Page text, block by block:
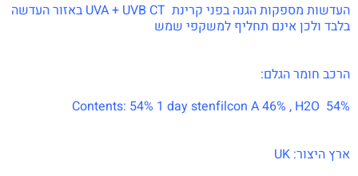
העדשות מספקות הגנה בפני קרינת UVA + UVB CT באזור העדשה
בלבד ולכן אינם תחליף למשקפי שמש
הרכב חומר הגלם:
Contents: 54% 1 day stenfilcon A 46% , H2O 54%
ארץ היצור: UK